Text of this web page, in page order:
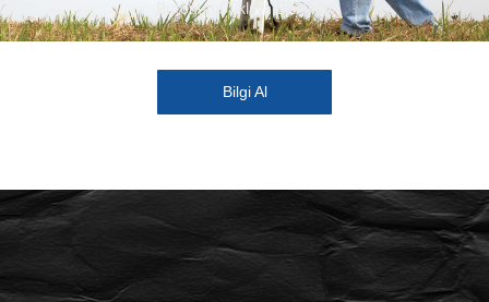
Butonuna Tıklaya Bilirsiniz.
Bilgi Al